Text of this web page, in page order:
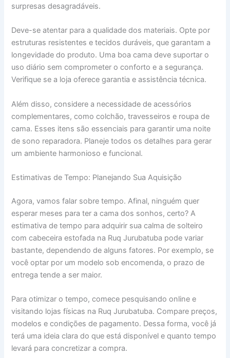
surpresas desagradáveis.
Deve-se atentar para a qualidade dos materiais. Opte por
estruturas resistentes e tecidos duráveis, que garantam a
longevidade do produto. Uma boa cama deve suportar o
uso diário sem comprometer o conforto e a segurança.
Verifique se a loja oferece garantia e assistência técnica.
Além disso, considere a necessidade de acessórios
complementares, como colchão, travesseiros e roupa de
cama. Esses itens são essenciais para garantir uma noite
de sono reparadora. Planeje todos os detalhes para gerar
um ambiente harmonioso e funcional.
Estimativas de Tempo: Planejando Sua Aquisição
Agora, vamos falar sobre tempo. Afinal, ninguém quer
esperar meses para ter a cama dos sonhos, certo? A
estimativa de tempo para adquirir sua calma de solteiro
com cabeceira estofada na Ruq Jurubatuba pode variar
bastante, dependendo de alguns fatores. Por exemplo, se
você optar por um modelo sob encomenda, o prazo de
entrega tende a ser maior.
Para otimizar o tempo, comece pesquisando online e
visitando lojas físicas na Ruq Jurubatuba. Compare preços,
modelos e condições de pagamento. Dessa forma, você já
terá uma ideia clara do que está disponível e quanto tempo
levará para concretizar a compra.